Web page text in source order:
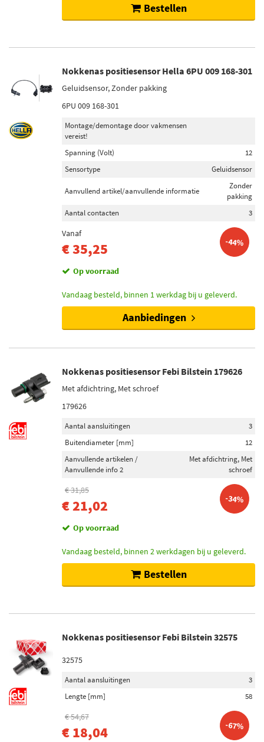
Bestellen
Nokkenas positiesensor Hella 6PU 009 168-301
Geluidsensor, Zonder pakking
6PU 009 168-301
Montage/demontage door vakmensen
vereist!
Spanning (Volt)
12
Sensortype
Geluidsensor
Aanvullend artikel/aanvullende informatie
Zonder
pakking
Aantal contacten
3
Vanaf
€ 35,25 -44%
Op voorraad
Vandaag besteld, binnen 1 werkdag bij u geleverd.
Aanbiedingen
Nokkenas positiesensor Febi Bilstein 179626
Met afdichtring, Met schroef
179626
Aantal aansluitingen
3
Buitendiameter [mm]
12
Aanvullende artikelen /
Aanvullende info 2
Met afdichtring, Met
schroef
€ 31,85
€ 21,02 -34%
Op voorraad
Vandaag besteld, binnen 2 werkdagen bij u geleverd.
Bestellen
Nokkenas positiesensor Febi Bilstein 32575
32575
Aantal aansluitingen
3
Lengte [mm]
58
€ 54,67
€ 18,04 -67%